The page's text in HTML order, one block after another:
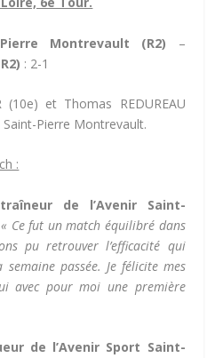
Montrevault (R2) –
: 2-1
(10e) et Thomas REDUREAU
Saint-Pierre Montrevault.
:
de l’Avenir Saint-
« Ce fut un match équilibré dans
pu retrouver l’efficacité qui
passée. Je félicite mes
avec pour moi une première
de l’Avenir Sport Saint-